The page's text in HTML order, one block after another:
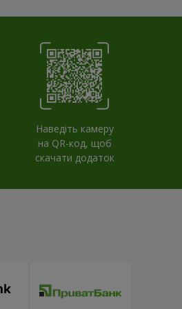
Наведіть камеру
на QR-код, щоб
скачати додаток